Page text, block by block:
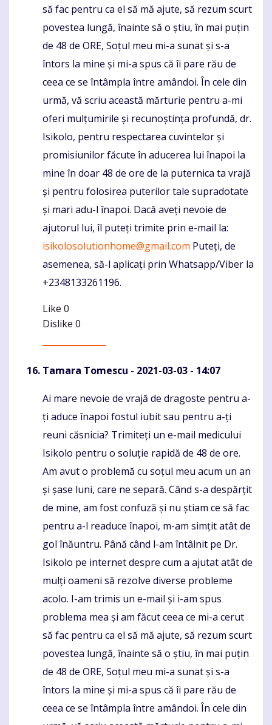
să fac pentru ca el să mă ajute, să rezum scurt
povestea lungă, înainte să o știu, în mai puțin
de 48 de ORE, Soțul meu mi-a sunat și s-a
întors la mine și mi-a spus că îi pare rău de
ceea ce se întâmpla între amândoi. În cele din
urmă, vă scriu această mărturie pentru a-mi
oferi mulțumirile și recunoștința profundă, dr.
Isikolo, pentru respectarea cuvintelor și
promisiunilor făcute în aducerea lui înapoi la
mine în doar 48 de ore de la puternica ta vrajă
și pentru folosirea puterilor tale supradotate
și mari adu-l înapoi. Dacă aveți nevoie de
ajutorul lui, îl puteți trimite prin e-mail la:
isikolosolutionhome@gmail.com Puteți, de
asemenea, să-l aplicați prin Whatsapp/Viber la
+2348133261196.
Like 0
Dislike 0
Tamara Tomescu - 2021-03-03 - 14:07
Komentaras
Ai mare nevoie de vrajă de dragoste pentru a-
ți aduce înapoi fostul iubit sau pentru a-ți
reuni căsnicia? Trimiteți un e-mail medicului
Isikolo pentru o soluție rapidă de 48 de ore.
Am avut o problemă cu soțul meu acum un an
și șase luni, care ne separă. Când s-a despărțit
de mine, am fost confuză și nu știam ce să fac
pentru a-l readuce înapoi, m-am simțit atât de
gol înăuntru. Până când l-am întâlnit pe Dr.
Isikolo pe internet despre cum a ajutat atât de
mulți oameni să rezolve diverse probleme
acolo. I-am trimis un e-mail și i-am spus
problema mea și am făcut ceea ce mi-a cerut
să fac pentru ca el să mă ajute, să rezum scurt
povestea lungă, înainte să o știu, în mai puțin
de 48 de ORE, Soțul meu mi-a sunat și s-a
întors la mine și mi-a spus că îi pare rău de
ceea ce se întâmpla între amândoi. În cele din